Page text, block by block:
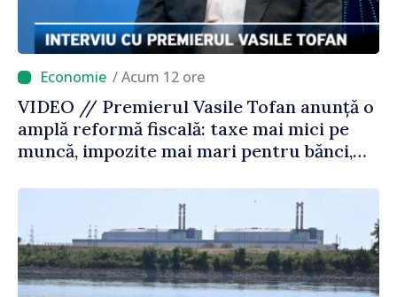
/ Acum 12 ore
VIDEO // Premierul Vasile Tofan anunță o
amplă reformă fiscală: taxe mai mici pe
muncă, impozite mai mari pentru bănci,